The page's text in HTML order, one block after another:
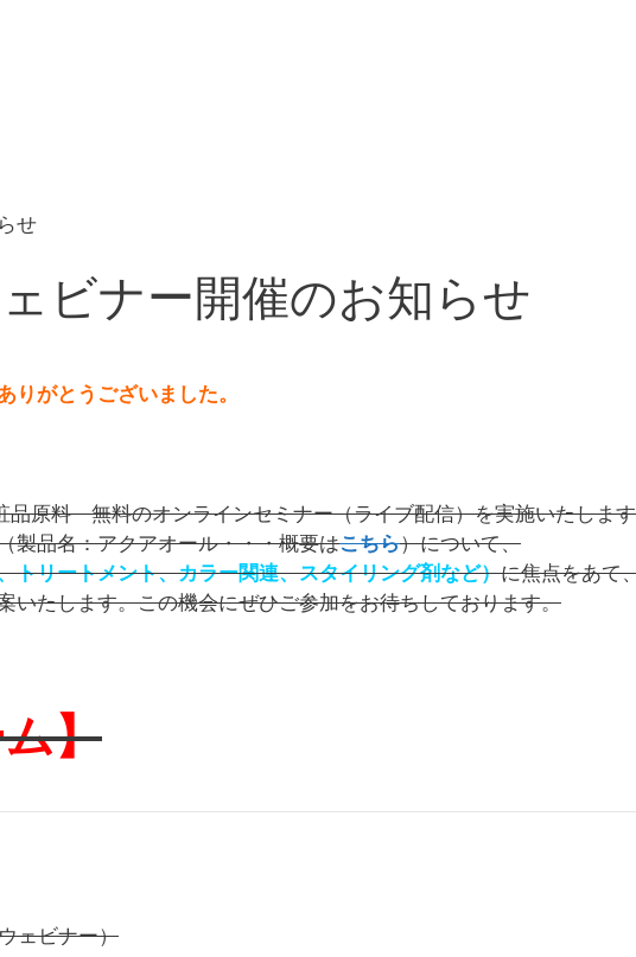
せ
ビナー開催のお知らせ
がとうございました。
原料 無料のオンラインセミナー（ライブ配信）を実施いたしま
製品名：アクアオール・・・概要はこちら）について、
トリートメント、カラー関連、スタイリング剤など）に焦点をあて
いたします。この機会にぜひご参加をお待ちしております。
】
ェビナー）